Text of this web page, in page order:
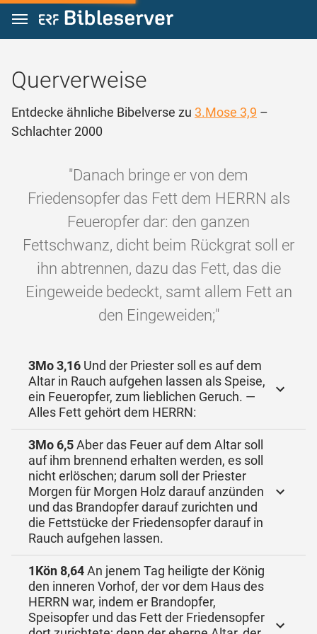
Zum Inhalt springen
Querverweise
Entdecke ähnliche Bibelverse zu 3.Mose 3,9 –
Schlachter 2000
"Danach bringe er von dem
Friedensopfer das Fett dem HERRN als
Feueropfer dar: den ganzen
Fettschwanz, dicht beim Rückgrat soll er
ihn abtrennen, dazu das Fett, das die
Eingeweide bedeckt, samt allem Fett an
den Eingeweiden;"
3Mo 3,16 Und der Priester soll es auf dem
Altar in Rauch aufgehen lassen als Speise,
ein Feueropfer, zum lieblichen Geruch. —
Alles Fett gehört dem HERRN:
3Mo 6,5Aber das Feuer auf dem Altar soll
auf ihm brennend erhalten werden, es soll
nicht erlöschen; darum soll der Priester
Morgen für Morgen Holz darauf anzünden
und das Brandopfer darauf zurichten und
die Fettstücke der Friedensopfer darauf in
Rauch aufgehen lassen.
1Kön 8,64An jenem Tag heiligte der König
den inneren Vorhof, der vor dem Haus des
HERRN war, indem er Brandopfer,
Speisopfer und das Fett der Friedensopfer